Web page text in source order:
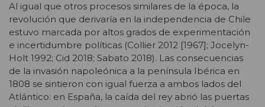
Al igual que otros procesos similares de la época, la
revolución que derivaría en la independencia de Chile
estuvo marcada por altos grados de experimentación
e incertidumbre políticas (Collier 2012 [1967]; Jocelyn-
Holt 1992; Cid 2018; Sabato 2018). Las consecuencias
de la invasión napoleónica a la península Ibérica en
1808 se sintieron con igual fuerza a ambos lados del
Atlántico: en España, la caída del rey abrió las puertas